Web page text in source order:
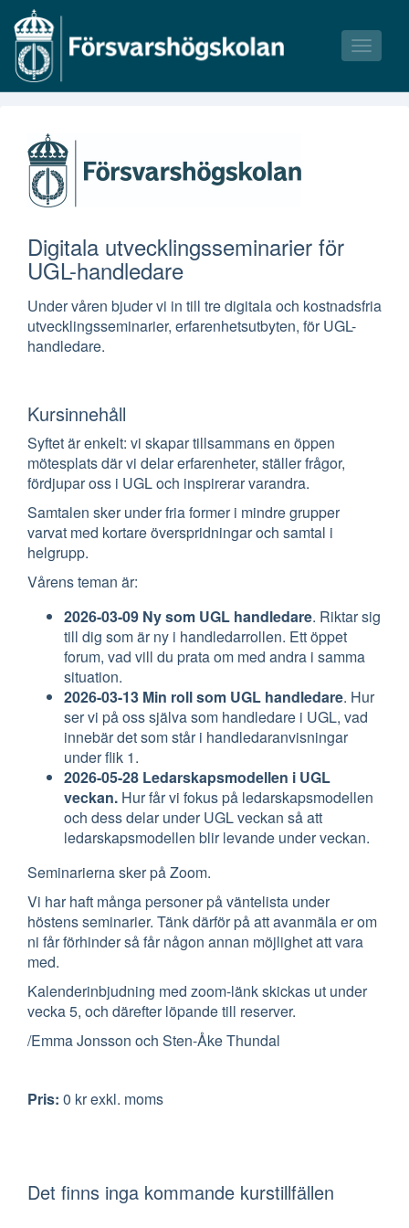
Toggle
Våra tillfällen
Bokningsvillkor
Digitala utvecklingsseminarier för
UGL-handledare
Under våren bjuder vi in till tre digitala och kostnadsfria
utvecklingsseminarier, erfarenhetsutbyten, för UGL-
handledare.
Kursinnehåll
Syftet är enkelt: vi skapar tillsammans en öppen
mötesplats där vi delar erfarenheter, ställer frågor,
fördjupar oss i UGL och inspirerar varandra.
Samtalen sker under fria former i mindre grupper
varvat med kortare överspridningar och samtal i
helgrupp.
Vårens teman är:
2026-03-09 Ny som UGL handledare. Riktar sig
till dig som är ny i handledarrollen. Ett öppet
forum, vad vill du prata om med andra i samma
situation.
2026-03-13 Min roll som UGL handledare. Hur
ser vi på oss själva som handledare i UGL, vad
innebär det som står i handledaranvisningar
under flik 1.
2026-05-28 Ledarskapsmodellen i UGL
veckan. Hur får vi fokus på ledarskapsmodellen
och dess delar under UGL veckan så att
ledarskapsmodellen blir levande under veckan.
Seminarierna sker på Zoom.
Vi har haft många personer på väntelista under
höstens seminarier. Tänk därför på att avanmäla er om
ni får förhinder så får någon annan möjlighet att vara
med.
Kalenderinbjudning med zoom-länk skickas ut under
vecka 5, och därefter löpande till reserver.
/Emma Jonsson och Sten-Åke Thundal
Pris: 0 krexkl. moms
Det finns inga kommande kurstillfällen